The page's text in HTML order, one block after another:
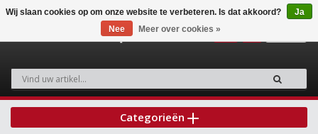
Categorieën
Wij slaan cookies op om onze website te verbeteren. Is dat akkoord?
Ja
Nee
Meer over cookies »